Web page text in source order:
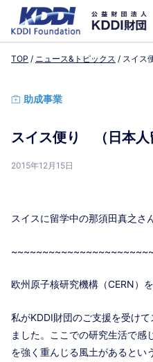
TOP ニュース&トピックス スイス
助成事業
スイス便り （日本人
2015年12月15日
スイスに留学中の那須田真之さ
欧州原子核研究機構（CERN）
私がKDDI財団のご支援を受け
ました。ここでの研究生活で感
を強く重んじる風土があるとい